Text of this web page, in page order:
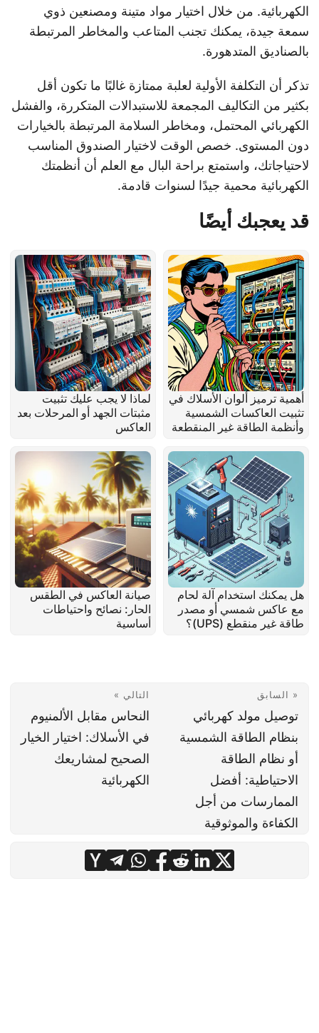
الكهربائية. من خلال اختيار مواد متينة ومصنعين ذوي
سمعة جيدة، يمكنك تجنب المتاعب والمخاطر المرتبطة
بالصناديق المتدهورة.
تذكر أن التكلفة الأولية لعلبة ممتازة غالبًا ما تكون أقل
بكثير من التكاليف المجمعة للاستبدالات المتكررة، والفشل
الكهربائي المحتمل، ومخاطر السلامة المرتبطة بالخيارات
دون المستوى. خصص الوقت لاختيار الصندوق المناسب
لاحتياجاتك، واستمتع براحة البال مع العلم أن أنظمتك
الكهربائية محمية جيدًا لسنوات قادمة.
قد يعجبك أيضًا
أهمية ترميز ألوان الأسلاك في
تثبيت العاكسات الشمسية
وأنظمة الطاقة غير المنقطعة
لماذا لا يجب عليك تثبيت
مثبتات الجهد أو المرحلات بعد
العاكس
هل يمكنك استخدام آلة لحام
مع عاكس شمسي أو مصدر
طاقة غير منقطع (UPS)؟
صيانة العاكس في الطقس
الحار: نصائح واحتياطات
أساسية
« السابق
توصيل مولد كهربائي
بنظام الطاقة الشمسية
أو نظام الطاقة
الاحتياطية: أفضل
الممارسات من أجل
الكفاءة والموثوقية
التالي »
النحاس مقابل الألمنيوم
في الأسلاك: اختيار الخيار
الصحيح لمشاريعك
الكهربائية